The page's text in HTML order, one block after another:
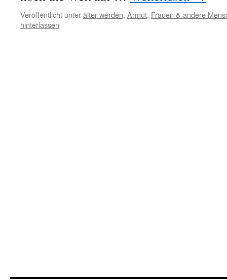
Veröffentlicht unterälter werden, Armut, Frauen & andere
hinterlassen